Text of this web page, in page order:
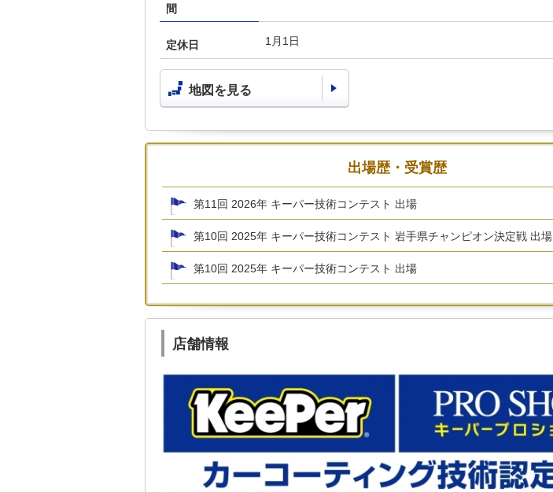
間
定休日 1月1日
地図を見る
出場歴・受賞歴
第11回 2026年 キーパー技術コンテスト 出場
第10回 2025年 キーパー技術コンテスト 岩手県チャンピオン決定戦 出場
第10回 2025年 キーパー技術コンテスト 出場
店舗情報